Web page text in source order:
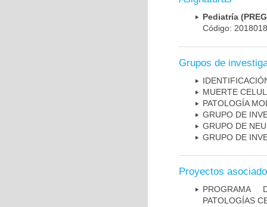
Pediatría
Código:
Grupos de
MUERTE
PATOLOGÍA
GRUPO DE
GRUPO DE
GRUPO DE
Proyectos
PROGRAMA
PATOLOGÍAS